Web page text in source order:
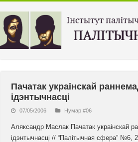
Пачатак украінскай
ідэнтычнасці
07/05/2006 Нумар #06
Аляксандр Маслак Пачатак украінскай
ідэнтычнасці // “Палiтычная сфера” №6,